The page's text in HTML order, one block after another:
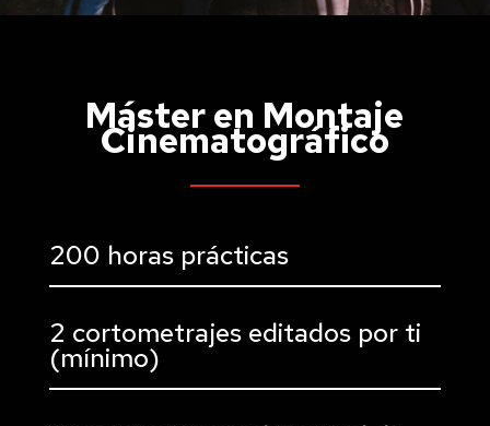
Máster en Montaje
Cinematográfico
200 horas prácticas
2 cortometrajes editados por ti
(mínimo)